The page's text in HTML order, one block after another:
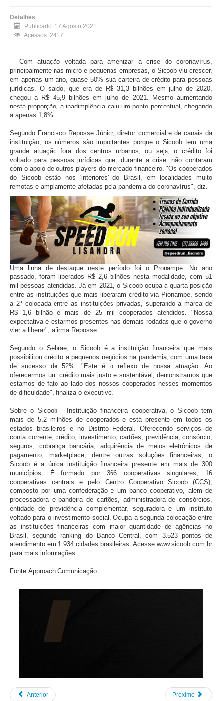
Detalhes
Publicado: 17 Agosto 2021
Acessos: 2417
Com atuação voltada para amenizar a crise do coronavírus,
principalmente nas micro e pequenas empresas, o Sicoob viu crescer,
em apenas um ano, quase 50% sua carteira de crédito para pessoas
jurídicas. O saldo, que era de R$ 31,3 bilhões em julho de 2020,
chegou a R$ 45,9 bilhões em julho de 2021. Mesmo aumentando
nesta proporção, a inadimplência caiu um ponto percentual, chegando
a apenas 1,8%.
Segundo Francisco Reposse Júnior, diretor comercial e de canais da
instituição, os números são importantes porque o Sicoob tem uma
grande atuação fora dos centros urbanos, ou seja, o crédito foi
voltado para pessoas jurídicas que, durante a crise, não contaram
com o apoio de outros players do mercado financeiro. "Os cooperados
do Sicoob estão nos 'interiores' do Brasil, em localidades muito
remotas e amplamente afetadas pela pandemia do coronavírus", diz.
Uma linha de destaque neste período foi o Pronampe. No ano
passado, foram liberados R$ 2,6 bilhões nesta modalidade, com 51
mil pessoas atendidas. Já em 2021, o Sicoob ocupa a quarta posição
entre as instituições que mais liberaram crédito via Pronampe, sendo
a 2ª colocada entre as instituições privadas, superando a marca de
R$ 1,6 bilhão e mais de 25 mil cooperados atendidos. "Nossa
expectativa é estarmos presentes nas demais rodadas que o governo
vier a liberar", afirma Reposse.
Segundo o Sebrae, o Sicoob é a instituição financeira que mais
possibilitou crédito a pequenos negócios na pandemia, com uma taxa
de sucesso de 52%. "Este é o reflexo de nossa atuação. Ao
oferecermos um crédito mais justo e sustentável, demonstramos que
estamos de fato ao lado dos nossos cooperados nesses momentos
de dificuldade", finaliza o executivo.
Sobre o Sicoob - Instituição financeira cooperativa, o Sicoob tem
mais de 5,2 milhões de cooperados e está presente em todos os
estados brasileiros e no Distrito Federal. Oferecendo serviços de
conta corrente, crédito, investimento, cartões, previdência, consórcio,
seguros, cobrança bancária, adquirência de meios eletrônicos de
pagamento, marketplace, dentre outras soluções financeiras, o
Sicoob é a única instituição financeira presente em mais de 300
municípios. É formado por 366 cooperativas singulares, 16
cooperativas centrais e pelo Centro Cooperativo Sicoob (CCS),
composto por uma confederação e um banco cooperativo, além de
processadora e bandeira de cartões, administradora de consórcios,
entidade de previdência complementar, seguradora e um instituto
voltado para o investimento social. Ocupa a segunda colocação entre
as instituições financeiras com maior quantidade de agências no
Brasil, segundo ranking do Banco Central, com 3.523 pontos de
atendimento em 1.934 cidades brasileiras. Acesse www.sicoob.com.br
para mais informações.
Fonte:Approach Comunicação
Anterior Próximo